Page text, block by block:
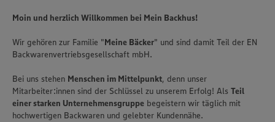
Moin und herzlich Willkommen bei Mein Backhus!
Wir gehören zur Familie "Meine Bäcker" und sind damit Teil der EN
Backwarenvertriebsgesellschaft mbH.
Bei uns stehen Menschen im Mittelpunkt, denn unser
Mitarbeiter:innen sind der Schlüssel zu unserem Erfolg! Als Teil
einer starken Unternehmensgruppe begeistern wir täglich mit
hochwertigen Backwaren und gelebter Kundennähe.